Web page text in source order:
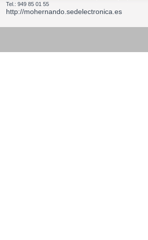
Tel.: 949 85 01 55
http://mohernando.sedelectronica.es